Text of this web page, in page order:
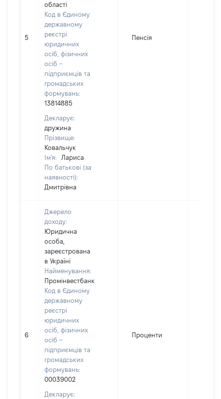
5
області
Код в Єдиному
державному
реєстрі
юридичних
осіб, фізичних
осіб –
підприємців та
громадських
формувань:
13814885
Декларує:
дружина
Прізвище:
Ковальчук
Ім'я:
Лариса
По батькові (за
наявності):
Дмитрівна
Пенсія
6
Джерело
доходу:
Юридична
особа,
зареєстрована
в Україні
Найменування:
Промінвестбанк
Код в Єдиному
державному
реєстрі
юридичних
осіб, фізичних
осіб –
підприємців та
громадських
формувань:
00039002
Декларує:
Проценти